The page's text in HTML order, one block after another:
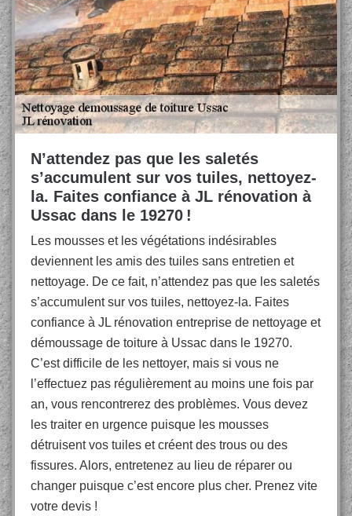
N’attendez pas que les saletés
s’accumulent sur vos tuiles, nettoyez-
la. Faites confiance à JL rénovation à
Ussac dans le 19270 !
Les mousses et les végétations indésirables
deviennent les amis des tuiles sans entretien et
nettoyage. De ce fait, n’attendez pas que les saletés
s’accumulent sur vos tuiles, nettoyez-la. Faites
confiance à JL rénovation entreprise de nettoyage et
démoussage de toiture à Ussac dans le 19270.
C’est difficile de les nettoyer, mais si vous ne
l’effectuez pas régulièrement au moins une fois par
an, vous rencontrerez des problèmes. Vous devez
les traiter en urgence puisque les mousses
détruisent vos tuiles et créent des trous ou des
fissures. Alors, entretenez au lieu de réparer ou
changer puisque c’est encore plus cher. Prenez vite
votre devis !